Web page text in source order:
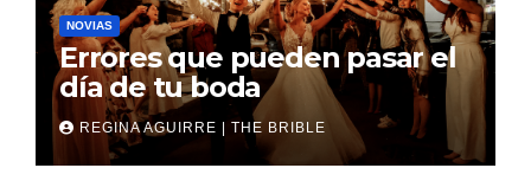
NOVIAS
Errores que pueden pasar el
día de tu boda
REGINA AGUIRRE | THE BRIBLE